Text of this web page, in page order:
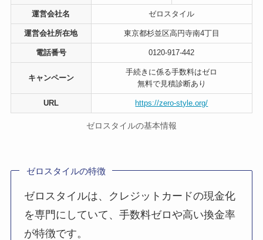
運営会社名 ゼロスタイル
運営会社所在地 東京都杉並区高円寺南4丁目
電話番号 0120-917-442
キャンペーン
手続きに係る手数料はゼロ
無料で見積診断あり
URL https://zero-style.org/
ゼロスタイルの基本情報
ゼロスタイルの特徴
ゼロスタイルは、クレジットカードの現金化
を専門にしていて、手数料ゼロや高い換金率
が特徴です。